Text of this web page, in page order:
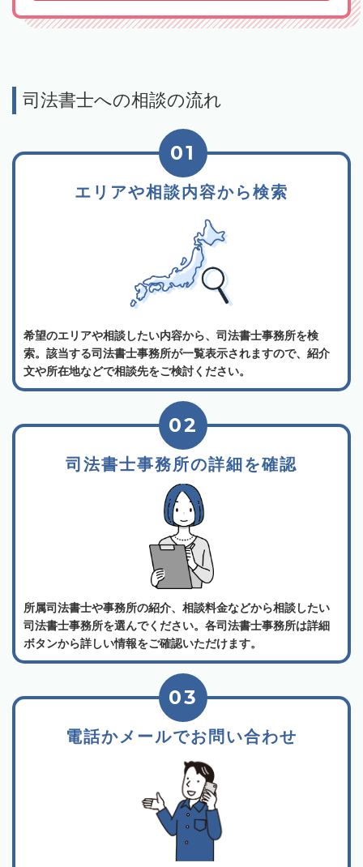
司法書士への相談の流れ
エリアや相談内容から検索
01
希望のエリアや相談したい内容から、司法書士事務所を検
索。該当する司法書士事務所が一覧表示されますので、紹介
文や所在地などで相談先をご検討ください。
司法書士事務所の詳細を確認
02
所属司法書士や事務所の紹介、相談料金などから相談したい
司法書士事務所を選んでください。各司法書士事務所は詳細
ボタンから詳しい情報をご確認いただけます。
電話かメールでお問い合わせ
03